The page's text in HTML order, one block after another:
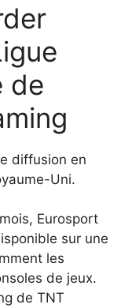
de
diffusion en
Uni.
Eurosport
sur une
les
de jeux.
de TNT